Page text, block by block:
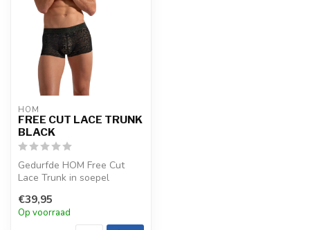
HOM
FREE CUT LACE TRUNK
BLACK
Gedurfde HOM Free Cut
Lace Trunk in soepel
kanten details...
€39,95
Op voorraad